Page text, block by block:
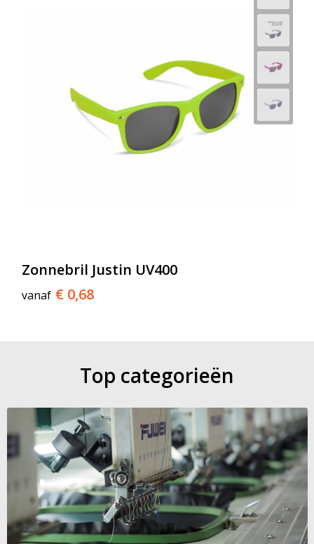
Zonnebril Justin UV400
vanaf € 0,68
Top categorieën